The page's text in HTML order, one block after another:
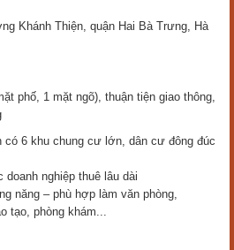
Khánh Thiện, quận Hai Bà Trưng, Hà
phố, 1 mặt ngõ), thuận tiện giao thông,
có 6 khu chung cư lớn, dân cư đông đúc
doanh nghiệp thuê lâu dài
năng – phù hợp làm văn phòng,
tạo, phòng khám...